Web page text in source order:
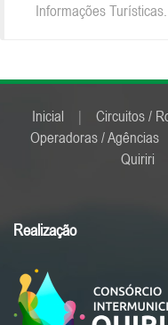
Informações Turísticas.
Inicial | Circuitos /
Operadoras / Agências
Quiriri
Realização